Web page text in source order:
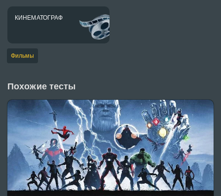
КИНЕМАТОГРАФ
Фильмы
Похожие тесты